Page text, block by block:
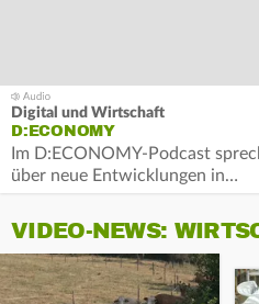
Digital und Wirtschaft
D:ECONOMY
Im D:ECONOMY-Podcast
über neue Entwicklungen in…
VIDEO-NEWS: